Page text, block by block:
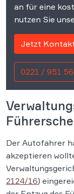
an für eine
nutzen Sie
Jetzt
0221 / 951
Der Autofahrer
akzeptieren
2124/16)